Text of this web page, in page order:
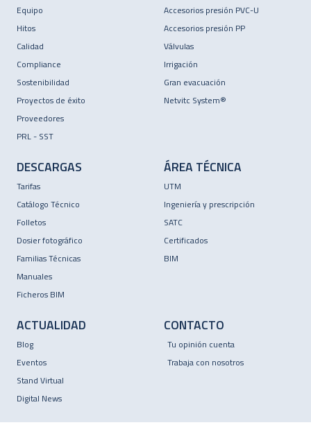
Equipo
Hitos
Calidad
Compliance
Sostenibilidad
Proyectos de éxito
Proveedores
PRL - SST
Accesorios presión PVC-U
Accesorios presión PP
Válvulas
Irrigación
Gran evacuación
Netvitc System®
DESCARGAS
Tarifas
Catálogo Técnico
Folletos
Dosier fotográfico
Familias Técnicas
Manuales
Ficheros BIM
ÁREA TÉCNICA
UTM
Ingeniería y prescripción
SATC
Certificados
BIM
ACTUALIDAD
Blog
Eventos
Stand Virtual
Digital News
CONTACTO
Tu opinión cuenta
Trabaja con nosotros